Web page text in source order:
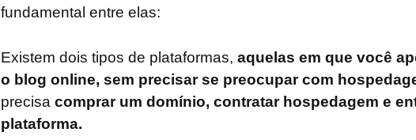
fundamental entre elas:
Existem dois tipos de plataformas, aquelas em que você
o blog online, sem precisar se preocupar com
precisa comprar um domínio, contratar hospedagem e
plataforma.